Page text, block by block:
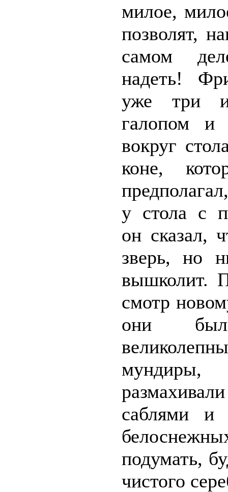
милое,
позволят,
самом
надеть!
уже три
галопом и
вокруг
коне,
у стола с
он сказал,
зверь, но
вышколит.
смотр
они
мундиры,
саблями и
подумать,
чистого